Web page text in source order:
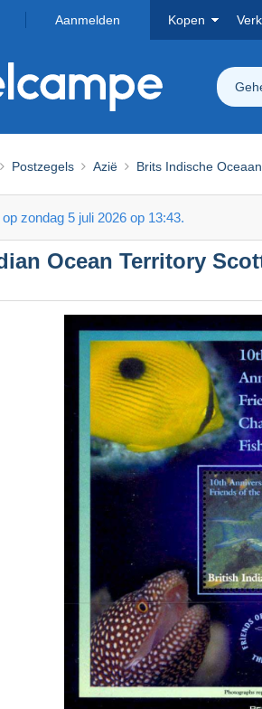
Aanmelden Kopen
Postzegels Azië Brits Indische
zondag 5 juli 2026 op 13:43.
Ocean Territory